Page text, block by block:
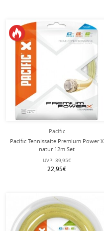
Pacific
Pacific Tennissaite Premium Power X
natur 12m Set
UVP: 39,95€
22,95€